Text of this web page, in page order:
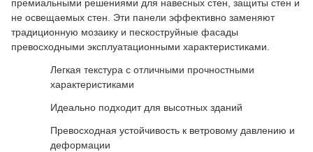
премиальными решениями для навесных стен, защиты стен и
не освещаемых стен. Эти панели эффективно заменяют
традиционную мозаику и пескоструйные фасады
превосходными эксплуатационными характеристиками.
Легкая текстура с отличными прочностными
характеристиками
Идеально подходит для высотных зданий
Превосходная устойчивость к ветровому давлению и
деформации